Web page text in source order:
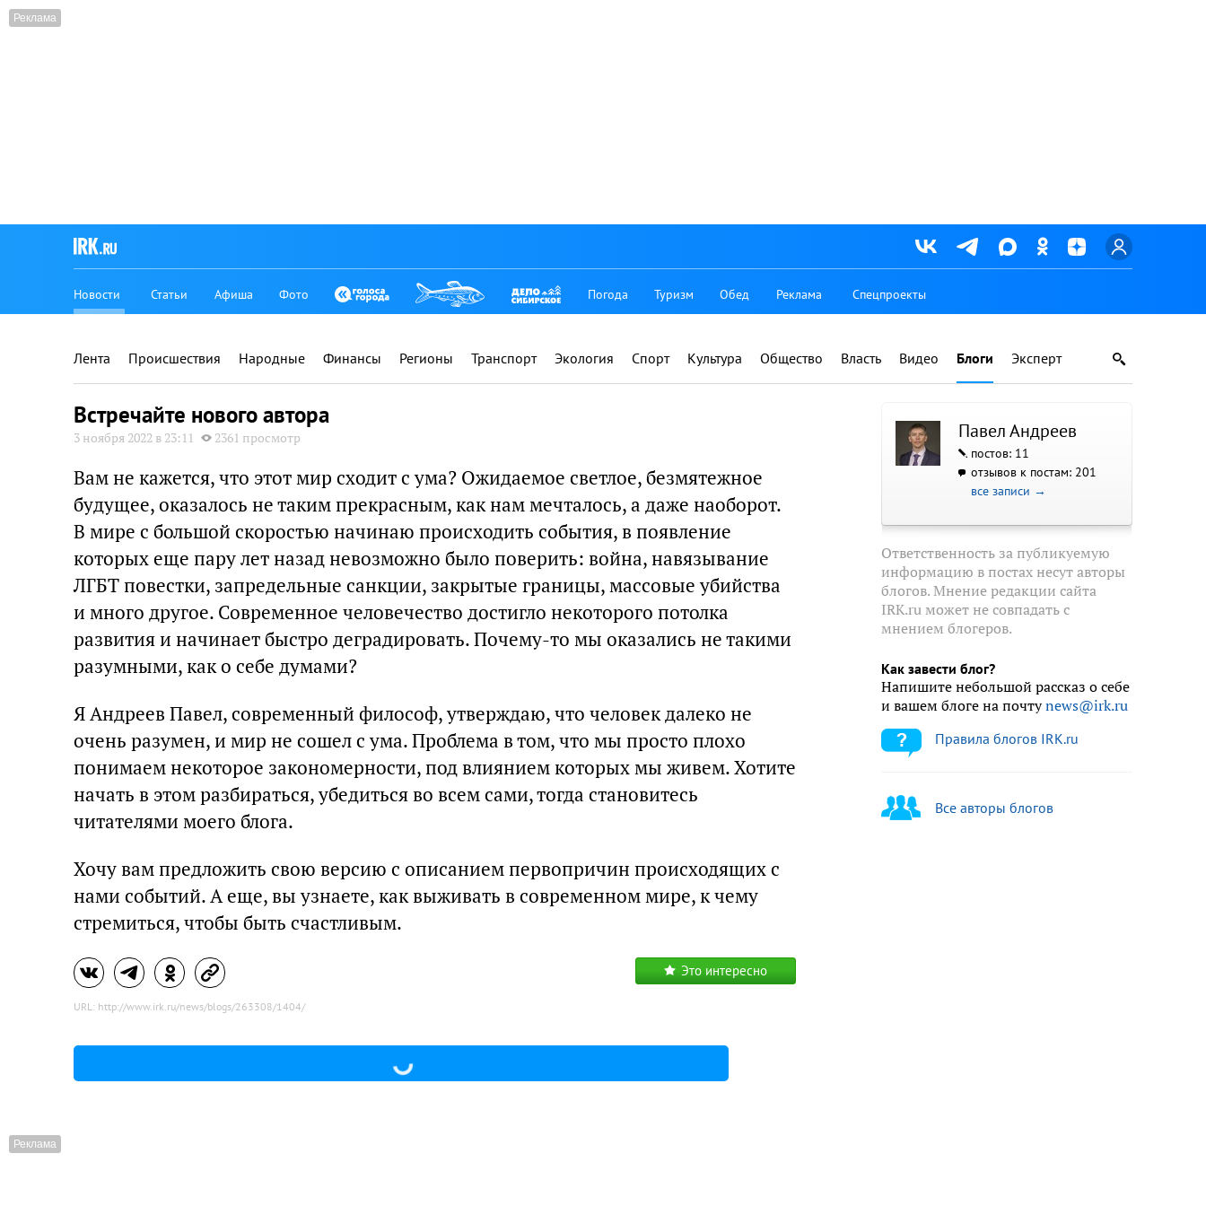
Новости Статьи Афиша Фото Погода Туризм Обед Реклама Спецпроекты
Лента Происшествия Народные Финансы Регионы Транспорт Экология Спорт Культура Общество Власть Видео Блоги Эксперт
Встречайте нового автора
3 ноября 2022 в 23:11 2361 просмотр
Вам не кажется, что этот мир сходит с ума? Ожидаемое светлое, безмятежное
будущее, оказалось не таким прекрасным, как нам мечталось, а даже наоборот.
В мире с большой скоростью начинаю происходить события, в появление
которых еще пару лет назад невозможно было поверить: война, навязывание
ЛГБТ повестки, запредельные санкции, закрытые границы, массовые убийства
и много другое. Современное человечество достигло некоторого потолка
развития и начинает быстро деградировать. Почему-то мы оказались не такими
разумными, как о себе думами?
Я Андреев Павел, современный философ, утверждаю, что человек далеко не
очень разумен, и мир не сошел с ума. Проблема в том, что мы просто плохо
понимаем некоторое закономерности, под влиянием которых мы живем. Хотите
начать в этом разбираться, убедиться во всем сами, тогда становитесь
читателями моего блога.
Хочу вам предложить свою версию с описанием первопричин происходящих с
нами событий. А еще, вы узнаете, как выживать в современном мире, к чему
стремиться, чтобы быть счастливым.
Это интересно
URL: http://www.irk.ru/news/blogs/263308/1404/
Павел Андреев
постов: 11
отзывов к постам: 201
все записи →
Ответственность за публикуемую
информацию в постах несут авторы
блогов. Мнение редакции сайта
IRK.ru может не совпадать с
мнением блогеров.
Как завести блог?
Напишите небольшой рассказ о себе
и вашем блоге на почтуnews@irk.ru
Правила блогов IRK.ru
Все авторы блогов